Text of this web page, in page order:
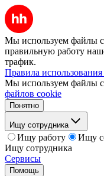
Мы используем файлы
правильную работу
трафик.
Правила
Мы используем файлы
файлов cookie
Понятно
Ищу сотрудника
Ищу работу
Ищу
Ищу сотрудника
Сервисы
Помощь